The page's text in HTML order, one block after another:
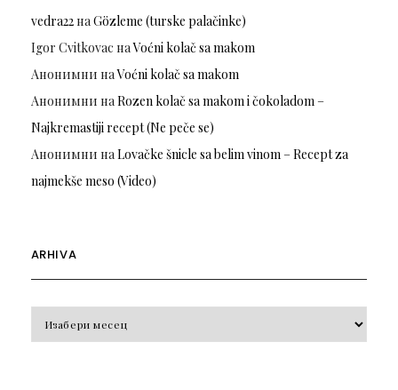
vedra22на Gözleme (turske palačinke)
Igor Cvitkovac наVoćni kolač sa makom
Анонимни наVoćni kolač sa makom
Анонимни на Rozen kolač sa makom i čokoladom –
Najkremastiji recept (Ne peče se)
Анонимни на Lovačke šnicle sa belim vinom – Recept za
najmekše meso (Video)
ARHIVA